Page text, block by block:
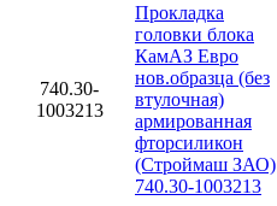
740.30-
1003213
Прокладка
головки блока
КамАЗ Евро
нов.образца (без
втулочная)
армированная
фторсиликон
(Строймаш ЗАО)
740.30-1003213